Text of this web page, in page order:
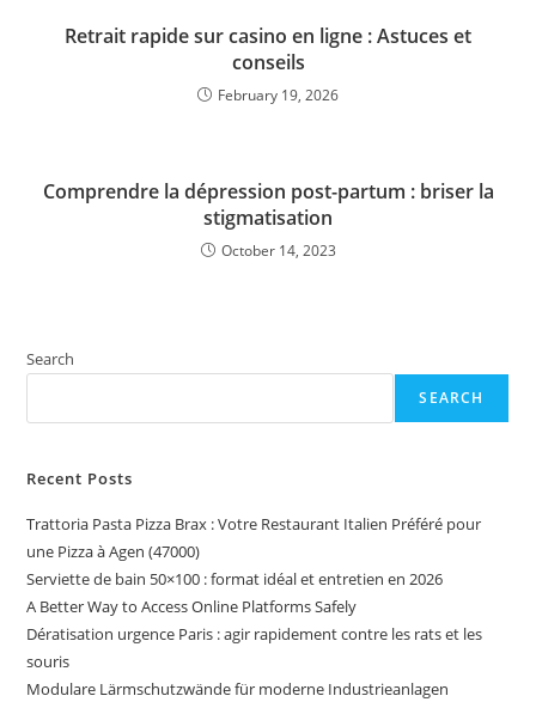
Retrait rapide sur casino en ligne : Astuces et
conseils
February 19, 2026
Comprendre la dépression post-partum : briser la
stigmatisation
October 14, 2023
Search
SEARCH
Recent Posts
Trattoria Pasta Pizza Brax : Votre Restaurant Italien Préféré pour
une Pizza à Agen (47000)
Serviette de bain 50×100 : format idéal et entretien en 2026
A Better Way to Access Online Platforms Safely
Dératisation urgence Paris : agir rapidement contre les rats et les
souris
Modulare Lärmschutzwände für moderne Industrieanlagen